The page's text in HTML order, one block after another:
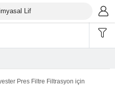
Pres Filtre Filtrasyon için